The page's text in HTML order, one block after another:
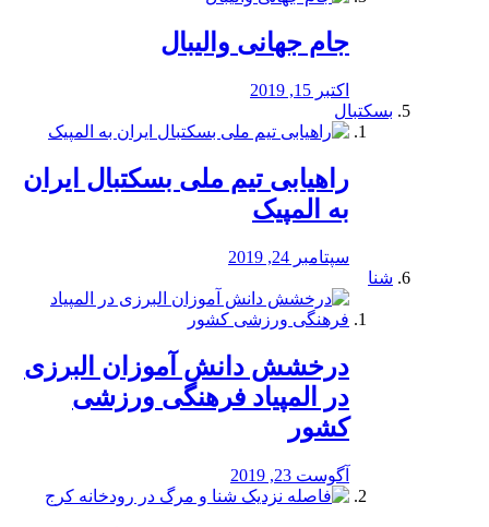
جام جهانی والیبال
اکتبر 15, 2019
بسکتبال
راهیابی تیم ملی بسکتبال ایران
به المپیک
سپتامبر 24, 2019
شنا
درخشش دانش آموزان البرزی
در المپیاد فرهنگی ورزشی
کشور
آگوست 23, 2019